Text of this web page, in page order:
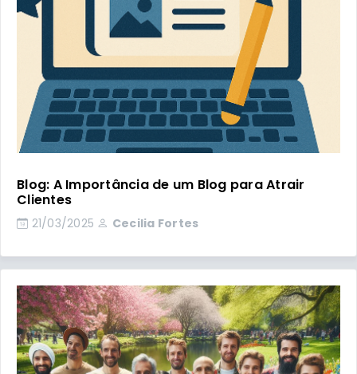
Blog: A Importância de um Blog para Atrair
Clientes
21/03/2025 Cecilia Fortes